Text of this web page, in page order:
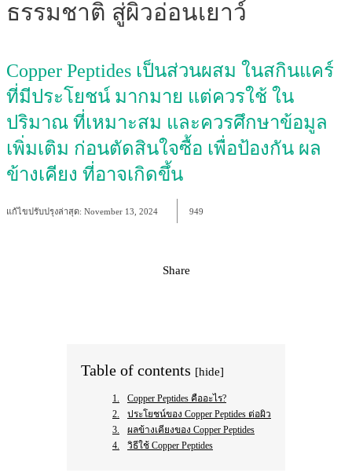
ธรรมชาติ สู่ผิวอ่อนเยาว์
Copper Peptides เป็นส่วนผสม ในสกินแคร์
ที่มีประโยชน์ มากมาย แต่ควรใช้ ใน
ปริมาณ ที่เหมาะสม และควรศึกษาข้อมูล
เพิ่มเติม ก่อนตัดสินใจซื้อ เพื่อป้องกัน ผล
ข้างเคียง ที่อาจเกิดขึ้น
แก้ไขปรับปรุงล่าสุด: November 13, 2024 949
Share
Table of contents [hide]
Copper Peptides คืออะไร?
ประโยชน์ของ Copper Peptides ต่อผิว
ผลข้างเคียงของ Copper Peptides
วิธีใช้ Copper Peptides